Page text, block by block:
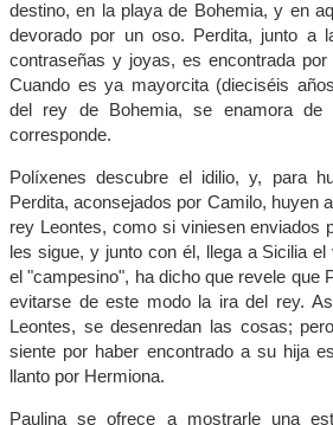
destino, en la playa de Bohemia, y en
devorado por un oso. Perdita, junto a
contraseñas y joyas, es encontrada
Cuando es ya mayorcita (dieciséis
del rey de Bohemia, se enamora
corresponde.
Políxenes descubre el idilio, y, para
Perdita, aconsejados por Camilo, huyen
rey Leontes, como si viniesen enviados
les sigue, y junto con él, llega a Sicilia
el "campesino", ha dicho que revele que
evitarse de este modo la ira del rey.
Leontes, se desenredan las cosas;
siente por haber encontrado a su hija
llanto por Hermiona.
Paulina se ofrece a mostrarle una